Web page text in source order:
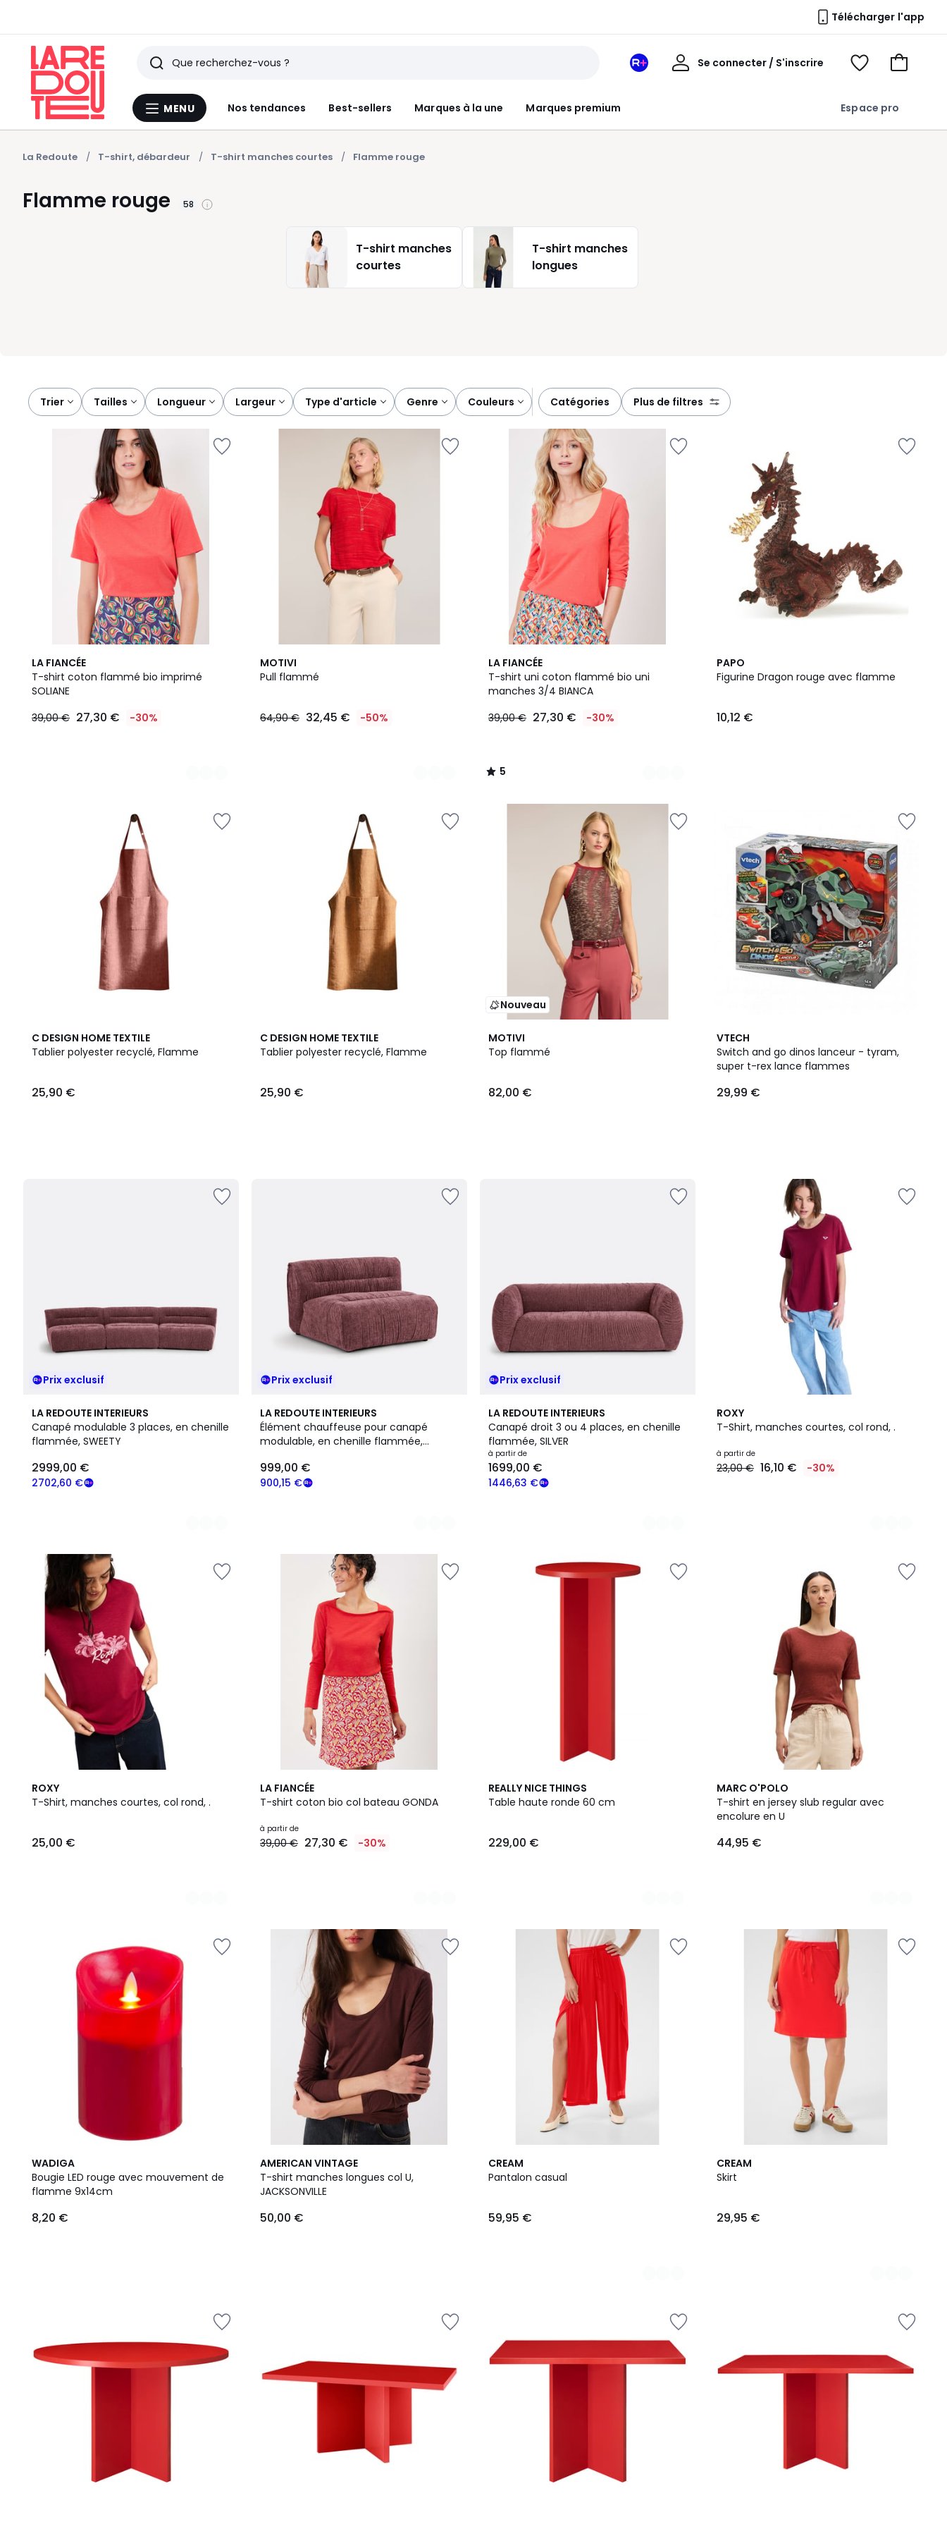
Télécharger l'app
Menu
MENU Nos tendances Best-sellers Marques à la une Marques premium Espace pro
Rechercher
Derniers
articles
vus
Mon
Se connecter / S'inscrire
Mon
Voir
Voir
La Redoute T-shirt, débardeur T-shirt manches courtes Flamme rouge
Flamme rouge 58
T-shirt manches
courtes
T-shirt manches
longues
Trier tailles longueur largeur type d'article genre couleurs catégories plus de filtres
LA FIANCÉE
T-shirt coton flammé bio imprimé
SOLIANE
€
39,00 € 27,30 € -30%
4
Couleurs
MOTIVI
Pull flammé
64,90 € 32,45 € -50%
2
Couleurs
LA FIANCÉE
T-shirt uni coton flammé bio uni
manches 3/4 BIANCA
39,00 € 27,30 € -30%
5
/
5
2
Couleurs
5
/
PAPO
Figurine Dragon rouge avec flamme
10,12 €
C DESIGN HOME TEXTILE
Tablier polyester recyclé, Flamme
25,90 €
C DESIGN HOME TEXTILE
Tablier polyester recyclé, Flamme
25,90 €
Nouveau
MOTIVI
Top flammé
82,00 €
VTECH
Switch and go dinos lanceur - tyram,
super t-rex lance flammes
29,99 €
Prix exclusif
LA REDOUTE INTERIEURS
Canapé modulable 3 places, en chenille
flammée, SWEETY
2702,60 €
2999,00 €
5
Couleurs
Prix exclusif
LA REDOUTE INTERIEURS
Élément chauffeuse pour canapé
modulable, en chenille flammée,
900,15 €
999,00 €
5
Couleurs
Prix exclusif
LA REDOUTE INTERIEURS
Canapé droit 3 ou 4 places, en chenille
flammée, SILVER
à partir de
1446,63 €
1699,00 €
5
Couleurs
ROXY
T-Shirt, manches courtes, col rond, .
à partir de
23,00 € 16,10 € -30%
5
Couleurs
ROXY
T-Shirt, manches courtes, col rond, .
25,00 €
4
Couleurs
LA FIANCÉE
T-shirt coton bio col bateau GONDA
à partir de
39,00 € 27,30 € -30%
2
Couleurs
REALLY NICE THINGS
Table haute ronde 60 cm
229,00 €
4
Couleurs
MARC O'POLO
T-shirt en jersey slub regular avec
encolure en U
44,95 €
5
Couleurs
WADIGA
Bougie LED rouge avec mouvement de
flamme 9x14cm
8,20 €
AMERICAN VINTAGE
T-shirt manches longues col U,
JACKSONVILLE
50,00 €
CREAM
Pantalon casual
59,95 €
2
Couleurs
CREAM
Skirt
29,95 €
2
Couleurs